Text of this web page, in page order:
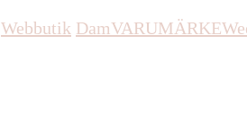
Webbutik DamVARUMÄRKE